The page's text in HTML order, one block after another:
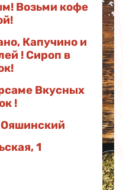
Большой
цветов! Каждую
получаем
тюльпан и
прямиком из
Закажи букет, и мы
течение
«Цветочная
Ояшинский
107